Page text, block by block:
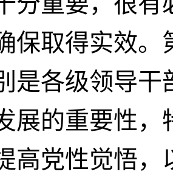
保取得实效
是各级领导
展的重要性
高党性觉悟